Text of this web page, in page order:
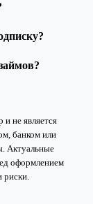
не является
банком или
Актуальные
оформлением
риски.